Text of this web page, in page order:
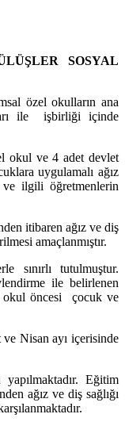
SOSYAL
özel okulların ana
ile işbirliği içinde
okul ve 4 adet devlet
uygulamalı ağız
ve ilgili öğretmenlerin
itibaren ağız ve diş
amaçlanmıştır.
tutulmuştur.
ile belirlenen
okul öncesi çocuk ve
Nisan ayı içerisinde
Eğitim
ağız ve diş sağlığı